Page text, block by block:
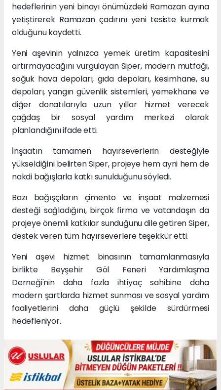
hedeflerinin yeni binayı önümüzdeki Ramazan ayına
yetiştirerek Ramazan çadırını yeni tesiste kurmak
olduğunu kaydetti.
Yeni aşevinin yalnızca yemek üretim kapasitesini
artırmayacağını vurgulayan Siper, modern mutfağı,
soğuk hava depoları, gıda depoları, kesimhane, su
depoları, yangın güvenlik sistemleri, yemekhane ve
diğer donatılarıyla uzun yıllar hizmet verecek
çağdaş bir sosyal yardım merkezi olarak
planlandığını ifade etti.
İnşaatın tamamen hayırseverlerin desteğiyle
yükseldiğini belirten Siper, projeye hem ayni hem de
nakdi bağışlarla katkı sunulduğunu söyledi.
Bazı bağışçıların çimento ve inşaat malzemesi
desteği sağladığını, birçok firma ve vatandaşın da
projeye önemli katkılar sunduğunu dile getiren Siper,
destek veren tüm hayırseverlere teşekkür etti.
Yeni aşevi hizmet binasının tamamlanmasıyla
birlikte Beyşehir Göl Feneri Yardımlaşma
Derneği'nin daha fazla ihtiyaç sahibine daha
modern şartlarda hizmet sunması ve sosyal yardım
faaliyetlerini daha güçlü şekilde sürdürmesi
hedefleniyor.